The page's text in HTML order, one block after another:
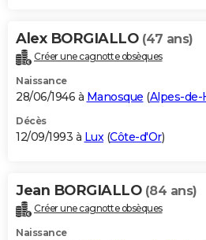
Alex BORGIALLO (47 ans)
Créer une cagnotte obsèques
Naissance
28/06/1946 à Manosque (Alpes-de-
Décès
12/09/1993 à Lux(Côte-d'Or)
Jean BORGIALLO (84 ans)
Créer une cagnotte obsèques
Naissance